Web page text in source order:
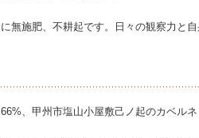
無施肥、不耕起です。日々の観察力と
、甲州市塩山小屋敷己ノ起のカベルネ